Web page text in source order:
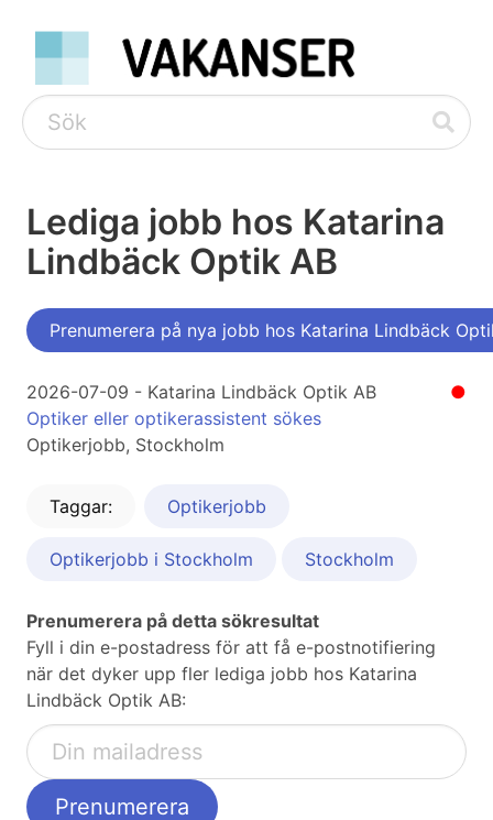
Lediga jobb hos Katarina
Lindbäck Optik AB
Prenumerera på nya jobb hos Katarina Lindbäck
●
2026-07-09 - Katarina Lindbäck Optik AB
Optiker eller optikerassistent sökes
Optikerjobb, Stockholm
Taggar: Optikerjobb
Optikerjobb i Stockholm Stockholm
Prenumerera på detta sökresultat
Fyll i din e-postadress för att få e-postnotifiering
när det dyker upp fler lediga jobb hos Katarina
Lindbäck Optik AB: